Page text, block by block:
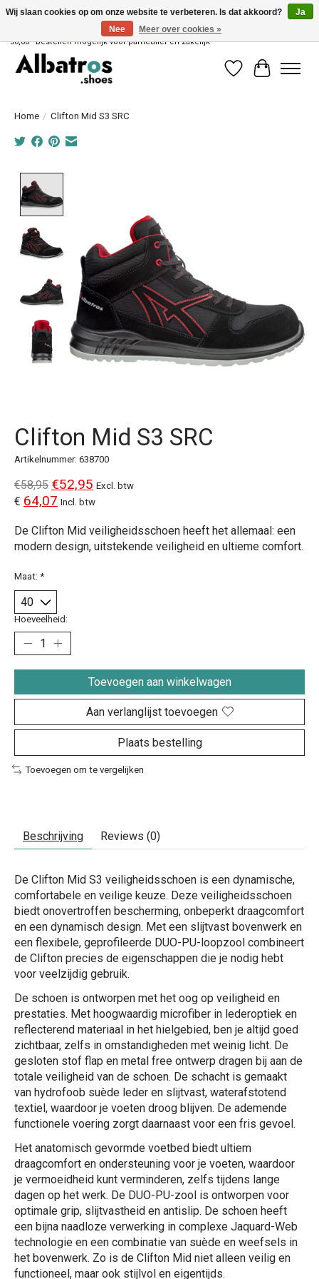
Albatros brandstore van Uniwork Beroepskleding - Gratis verzending vanaf €
50,00 - Bestellen mogelijk voor particulier en zakelijk
Verlanglijst
Home / Clifton Mid S3 SRC
Clifton Mid S3 SRC
Artikelnummer: 638700
€58,95 €52,95 Excl. btw
€ 64,07 Incl. btw
De Clifton Mid veiligheidsschoen heeft het allemaal: een
modern design, uitstekende veiligheid en ultieme comfort.
Maat: *
Hoeveelheid:
Toevoegen aan winkelwagen
Aan verlanglijst toevoegen
Plaats bestelling
Toevoegen om te vergelijken
Beschrijving Reviews (0)
De Clifton Mid S3 veiligheidsschoen is een dynamische,
comfortabele en veilige keuze. Deze veiligheidsschoen
biedt onovertroffen bescherming, onbeperkt draagcomfort
en een dynamisch design. Met een slijtvast bovenwerk en
een flexibele, geprofileerde DUO-PU-loopzool combineert
de Clifton precies de eigenschappen die je nodig hebt
voor veelzijdig gebruik.
De schoen is ontworpen met het oog op veiligheid en
prestaties. Met hoogwaardig microfiber in lederoptiek en
reflecterend materiaal in het hielgebied, ben je altijd goed
zichtbaar, zelfs in omstandigheden met weinig licht. De
gesloten stof flap en metal free ontwerp dragen bij aan de
totale veiligheid van de schoen. De schacht is gemaakt
van hydrofoob suède leder en slijtvast, waterafstotend
textiel, waardoor je voeten droog blijven. De ademende
functionele voering zorgt daarnaast voor een fris gevoel.
Het anatomisch gevormde voetbed biedt ultiem
draagcomfort en ondersteuning voor je voeten, waardoor
je vermoeidheid kunt verminderen, zelfs tijdens lange
dagen op het werk. De DUO-PU-zool is ontworpen voor
optimale grip, slijtvastheid en antislip. De schoen heeft
een bijna naadloze verwerking in complexe Jaquard-Web
technologie en een combinatie van suède en weefsels in
het bovenwerk. Zo is de Clifton Mid niet alleen veilig en
functioneel, maar ook stijlvol en eigentijds.
Wij slaan cookies op om onze website te verbeteren. Is dat akkoord?
Ja
Nee
Meer over cookies »